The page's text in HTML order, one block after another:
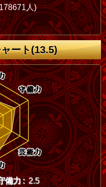
人)
ート(13.5)
備力 : 2.5